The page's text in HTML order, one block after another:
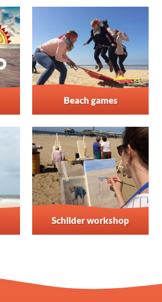
Beach games
Schilder workshop